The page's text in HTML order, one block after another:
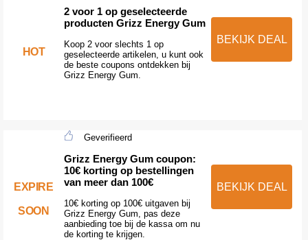
HOT
2 voor 1 op geselecteerde
producten Grizz Energy Gum
Koop 2 voor slechts 1 op
geselecteerde artikelen, u kunt ook
de beste coupons ontdekken bij
Grizz Energy Gum.
BEKIJK DEAL
EXPIRE
SOON
Geverifieerd
Grizz Energy Gum coupon:
10€ korting op bestellingen
van meer dan 100€
10€ korting op 100€ uitgaven bij
Grizz Energy Gum, pas deze
aanbieding toe bij de kassa om nu
de korting te krijgen.
BEKIJK DEAL